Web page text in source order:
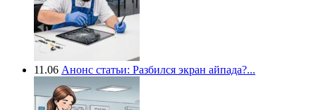
11.06 Анонс статьи: Разбился экран айпада?...